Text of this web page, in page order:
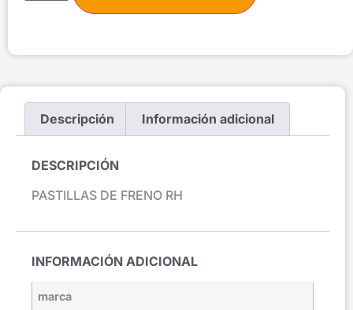
Descripción Información adicional
DESCRIPCIÓN
PASTILLAS DE FRENO RH
INFORMACIÓN ADICIONAL
marca